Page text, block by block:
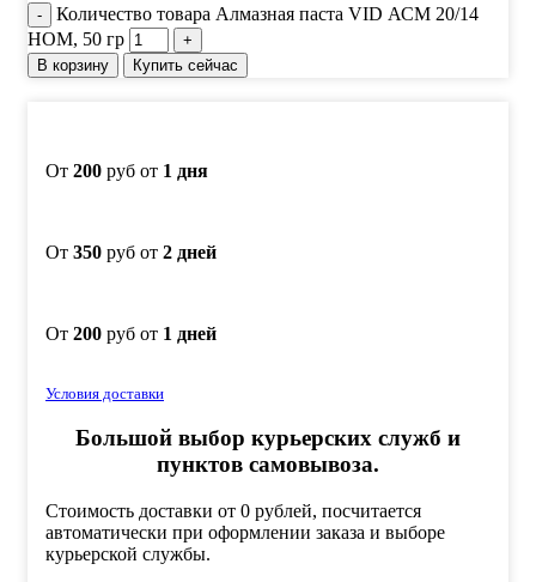
Количество товара Алмазная паста VID АСМ 20/14
НОМ, 50 гр
В корзину Купить сейчас
От 200 руб от 1 дня
От 350 руб от 2 дней
От 200 руб от 1 дней
Условия доставки
Большой выбор курьерских служб и
пунктов самовывоза.
Стоимость доставки от 0 рублей, посчитается
автоматически при оформлении заказа и выборе
курьерской службы.